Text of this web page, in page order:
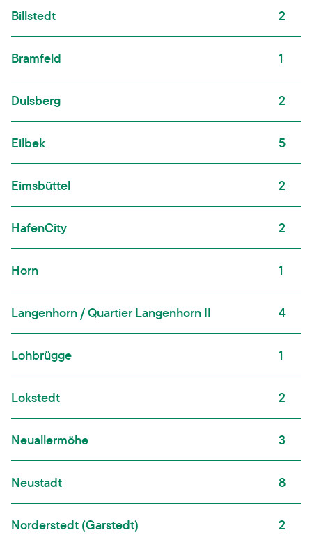
Billstedt 2
Bramfeld 1
Dulsberg 2
Eilbek 5
Eimsbüttel 2
HafenCity 2
Horn 1
Langenhorn / Quartier Langenhorn II 4
Lohbrügge 1
Lokstedt 2
Neuallermöhe 3
Neustadt 8
Norderstedt (Garstedt) 2